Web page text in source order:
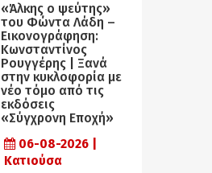
«Άλκης ο ψεύτης»
του Φώντα Λάδη –
Εικονογράφηση:
Κωνσταντίνος
Ρουγγέρης | Ξανά
στην κυκλοφορία με
νέο τόμο από τις
εκδόσεις
«Σύγχρονη Εποχή»
06-08-2026 |
Κατιούσα